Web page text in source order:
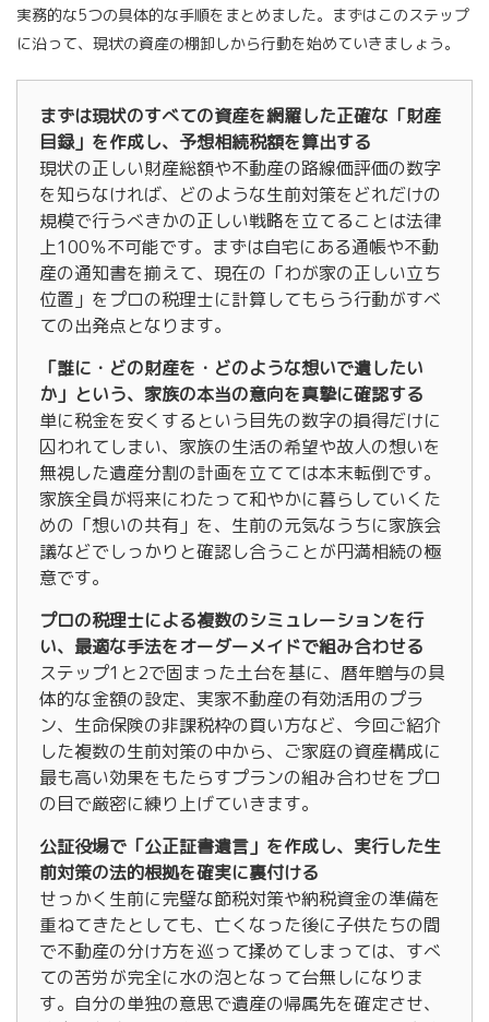
実務的な5つの具体的な手順をまとめました。まずはこのステップ
に沿って、現状の資産の棚卸しから行動を始めていきましょう。
まずは現状のすべての資産を網羅した正確な「財産
目録」を作成し、予想相続税額を算出する
現状の正しい財産総額や不動産の路線価評価の数字
を知らなければ、どのような生前対策をどれだけの
規模で行うべきかの正しい戦略を立てることは法律
上100％不可能です。まずは自宅にある通帳や不動
産の通知書を揃えて、現在の「わが家の正しい立ち
位置」をプロの税理士に計算してもらう行動がすべ
ての出発点となります。
「誰に・どの財産を・どのような想いで遺したい
か」という、家族の本当の意向を真摯に確認する
単に税金を安くするという目先の数字の損得だけに
囚われてしまい、家族の生活の希望や故人の想いを
無視した遺産分割の計画を立てては本末転倒です。
家族全員が将来にわたって和やかに暮らしていくた
めの「想いの共有」を、生前の元気なうちに家族会
議などでしっかりと確認し合うことが円満相続の極
意です。
プロの税理士による複数のシミュレーションを行
い、最適な手法をオーダーメイドで組み合わせる
ステップ1と2で固まった土台を基に、暦年贈与の具
体的な金額の設定、実家不動産の有効活用のプラ
ン、生命保険の非課税枠の買い方など、今回ご紹介
した複数の生前対策の中から、ご家庭の資産構成に
最も高い効果をもたらすプランの組み合わせをプロ
の目で厳密に練り上げていきます。
公証役場で「公正証書遺言」を作成し、実行した生
前対策の法的根拠を確実に裏付ける
せっかく生前に完璧な節税対策や納税資金の準備を
重ねてきたとしても、亡くなった後に子供たちの間
で不動産の分け方を巡って揉めてしまっては、すべ
ての苦労が完全に水の泡となって台無しになりま
す。自分の単独の意思で遺産の帰属先を確定させ、